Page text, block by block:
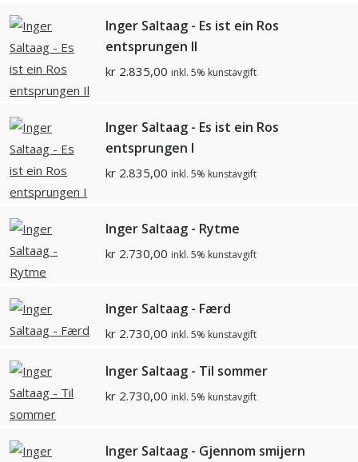
Inger Saltaag - Es ist ein Ros
entsprungen Il
kr 2.835,00 inkl. 5% kunstavgift
Inger Saltaag - Es ist ein Ros
entsprungen I
kr 2.835,00 inkl. 5% kunstavgift
Inger Saltaag - Rytme
kr 2.730,00 inkl. 5% kunstavgift
Inger Saltaag - Færd
kr 2.730,00 inkl. 5% kunstavgift
Inger Saltaag - Til sommer
kr 2.730,00 inkl. 5% kunstavgift
Inger Saltaag - Gjennom smijern